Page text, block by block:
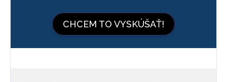
CHCEM TO VYSKÚŠAŤ!